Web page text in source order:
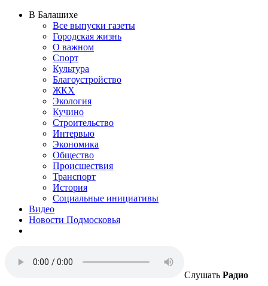
В Балашихе
Все выпуски газеты
Городская жизнь
О важном
Спорт
Культура
Благоустройство
ЖКХ
Экология
Кучино
Строительство
Интервью
Экономика
Общество
Происшествия
Транспорт
История
Социальные инициативы
Видео
Новости Подмосковья
Слушать Радио